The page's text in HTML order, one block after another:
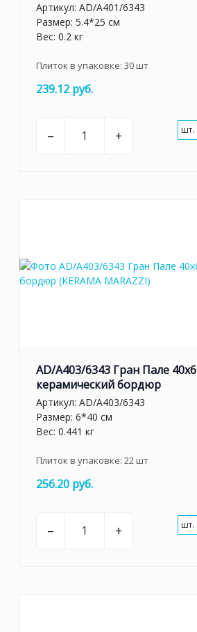
Артикул: AD/A401/6343
Размер: 5.4*25 см
Вес: 0.2 кг
Плиток в упаковке: 30шт
239.12 руб.
– + шт.
AD/A403/6343 Гран Пале 40x6
керамический бордюр
Артикул: AD/A403/6343
Размер: 6*40 см
Вес: 0.441 кг
Плиток в упаковке: 22шт
256.20 руб.
– + шт.